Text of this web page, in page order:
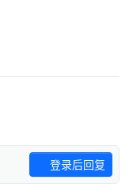
登录后回复